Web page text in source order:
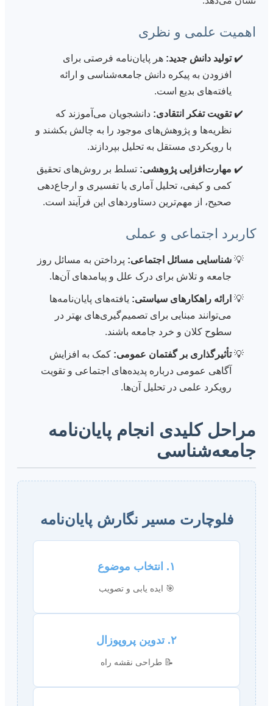
اهمیت علمی و نظری
تولید دانش جدید: هر پایان‌نامه فرصتی برای
افزودن به پیکره دانش جامعه‌شناسی و ارائه
یافته‌های بدیع است.
تقویت تفکر انتقادی: دانشجویان می‌آموزند که
نظریه‌ها و پژوهش‌های موجود را به چالش بکشند و
با رویکردی مستقل به تحلیل بپردازند.
مهارت‌افزایی پژوهشی: تسلط بر روش‌های تحقیق
کمی و کیفی، تحلیل آماری یا تفسیری و ارجاع‌دهی
صحیح، از مهم‌ترین دستاوردهای این فرآیند است.
کاربرد اجتماعی و عملی
شناسایی مسائل اجتماعی: پرداختن به مسائل روز
جامعه و تلاش برای درک علل و پیامدهای آن‌ها.
ارائه راهکارهای سیاستی: یافته‌های پایان‌نامه‌ها
می‌توانند مبنایی برای تصمیم‌گیری‌های بهتر در
سطوح کلان و خرد جامعه باشند.
تأثیرگذاری بر گفتمان عمومی: کمک به افزایش
آگاهی عمومی درباره پدیده‌های اجتماعی و تقویت
رویکرد علمی در تحلیل آن‌ها.
مراحل کلیدی انجام پایان‌نامه
جامعه‌شناسی
فلوچارت مسیر نگارش پایان‌نامه
۱. انتخاب موضوع
🎯 ایده یابی و تصویب
۲. تدوین پروپوزال
📝 طراحی نقشه راه